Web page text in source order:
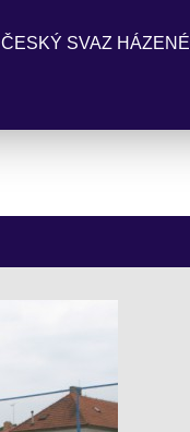
ČESKÝ SVAZ HÁZENÉ